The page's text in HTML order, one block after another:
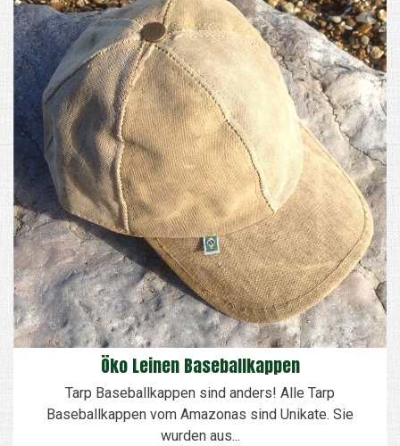
Öko Leinen Baseballkappen
Tarp Baseballkappen sind anders! Alle Tarp
Baseballkappen vom Amazonas sind Unikate. Sie
wurden aus...